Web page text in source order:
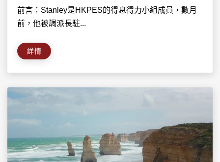
前言：Stanley是HKPES的得息得力小組成員，數月
前，他被調派長駐...
詳情